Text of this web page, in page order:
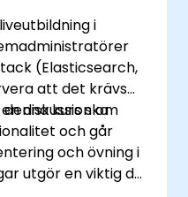
praxis för
och felsökning.
i
(Elasticsearch,
att det krävs
kurs ska
diskussion om
och går
och övning i
utgör en viktig del